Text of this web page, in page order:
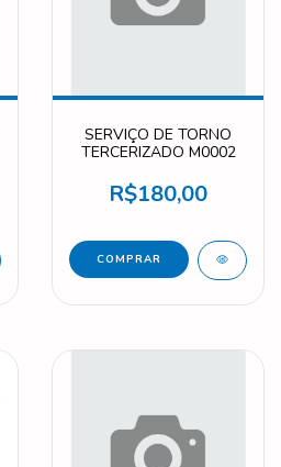
SERVIÇO DE TORNO
TERCERIZADO M0002
R$180,00